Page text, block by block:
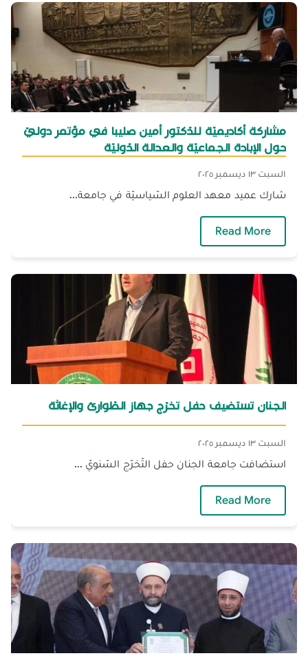
مشاركة أكاديميّة للدّكتور أمين صليبا في مؤتمر دوليّ
حول الإبادة الجماعيّة والعدالة الدّوليّة
السبت ١٣ ديسمبر ٢٠٢٥
شارك عميد معهد العلوم السّياسيّة في جامعة...
Read More
الجنان تستضيف حفل تخرّج جهاز الطّوارئ والإغاثة
السبت ١٣ ديسمبر ٢٠٢٥
استضافت جامعة الجنان حفل التّخرّج السّنويّ ...
Read More